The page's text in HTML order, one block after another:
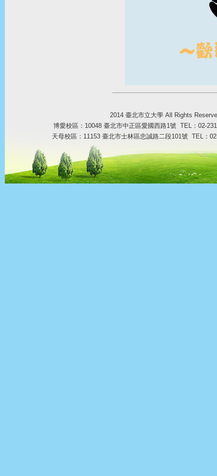
2014 臺北市立大學 All Rights
博愛校區：10048 臺北市中正區愛國西路1號 TEL：02-
天母校區：11153 臺北市士林區忠誠路二段101號 TEL